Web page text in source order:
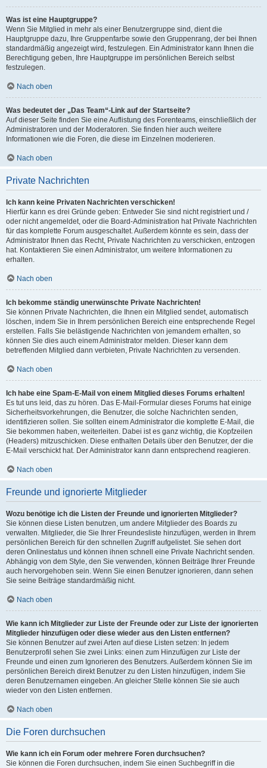
Was ist eine Hauptgruppe?
Wenn Sie Mitglied in mehr als einer Benutzergruppe sind, dient die
Hauptgruppe dazu, Ihre Gruppenfarbe sowie den Gruppenrang, der bei Ihnen
standardmäßig angezeigt wird, festzulegen. Ein Administrator kann Ihnen die
Berechtigung geben, Ihre Hauptgruppe im persönlichen Bereich selbst
festzulegen.
Nach oben
Was bedeutet der „Das Team“-Link auf der Startseite?
Auf dieser Seite finden Sie eine Auflistung des Forenteams, einschließlich der
Administratoren und der Moderatoren. Sie finden hier auch weitere
Informationen wie die Foren, die diese im Einzelnen moderieren.
Nach oben
Private Nachrichten
Ich kann keine Privaten Nachrichten verschicken!
Hierfür kann es drei Gründe geben: Entweder Sie sind nicht registriert und /
oder nicht angemeldet, oder die Board-Administration hat Private Nachrichten
für das komplette Forum ausgeschaltet. Außerdem könnte es sein, dass der
Administrator Ihnen das Recht, Private Nachrichten zu verschicken, entzogen
hat. Kontaktieren Sie einen Administrator, um weitere Informationen zu
erhalten.
Nach oben
Ich bekomme ständig unerwünschte Private Nachrichten!
Sie können Private Nachrichten, die Ihnen ein Mitglied sendet, automatisch
löschen, indem Sie in Ihrem persönlichen Bereich eine entsprechende Regel
erstellen. Falls Sie belästigende Nachrichten von jemandem erhalten, so
können Sie dies auch einem Administrator melden. Dieser kann dem
betreffenden Mitglied dann verbieten, Private Nachrichten zu versenden.
Nach oben
Ich habe eine Spam-E-Mail von einem Mitglied dieses Forums erhalten!
Es tut uns leid, das zu hören. Das E-Mail-Formular dieses Forums hat einige
Sicherheitsvorkehrungen, die Benutzer, die solche Nachrichten senden,
identifizieren sollen. Sie sollten einem Administrator die komplette E-Mail, die
Sie bekommen haben, weiterleiten. Dabei ist es ganz wichtig, die Kopfzeilen
(Headers) mitzuschicken. Diese enthalten Details über den Benutzer, der die
E-Mail verschickt hat. Der Administrator kann dann entsprechend reagieren.
Nach oben
Freunde und ignorierte Mitglieder
Wozu benötige ich die Listen der Freunde und ignorierten Mitglieder?
Sie können diese Listen benutzen, um andere Mitglieder des Boards zu
verwalten. Mitglieder, die Sie Ihrer Freundesliste hinzufügen, werden in Ihrem
persönlichen Bereich für den schnellen Zugriff aufgelistet. Sie sehen dort
deren Onlinestatus und können ihnen schnell eine Private Nachricht senden.
Abhängig von dem Style, den Sie verwenden, können Beiträge Ihrer Freunde
auch hervorgehoben sein. Wenn Sie einen Benutzer ignorieren, dann sehen
Sie seine Beiträge standardmäßig nicht.
Nach oben
Wie kann ich Mitglieder zur Liste der Freunde oder zur Liste der ignorierten
Mitglieder hinzufügen oder diese wieder aus den Listen entfernen?
Sie können Benutzer auf zwei Arten auf diese Listen setzen: In jedem
Benutzerprofil sehen Sie zwei Links: einen zum Hinzufügen zur Liste der
Freunde und einen zum Ignorieren des Benutzers. Außerdem können Sie im
persönlichen Bereich direkt Benutzer zu den Listen hinzufügen, indem Sie
deren Benutzernamen eingeben. An gleicher Stelle können Sie sie auch
wieder von den Listen entfernen.
Nach oben
Die Foren durchsuchen
Wie kann ich ein Forum oder mehrere Foren durchsuchen?
Sie können die Foren durchsuchen, indem Sie einen Suchbegriff in die